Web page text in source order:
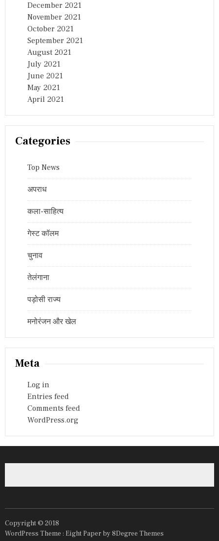
December 2021
November 2021
October 2021
September 2021
August 2021
July 2021
June 2021
May 2021
April 2021
Categories
Top News
अपराध
कला-साहित्य
गेस्ट कॉलम
चुनाव
तेलंगाना
पड़ोसी राज्य
मनोरंजन और खेल
Meta
Log in
Entries feed
Comments feed
WordPress.org
Copyright © 2018
WordPress Theme : Eight Paper by 8Degree Themes